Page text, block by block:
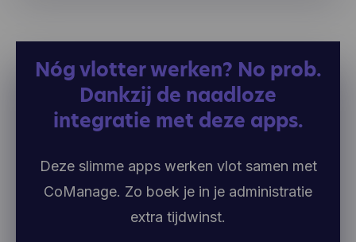
Nóg vlotter werken? No prob.
Dankzij de naadloze
integratie met deze apps.
Deze slimme apps werken vlot samen met
CoManage. Zo boek je in je administratie
extra tijdwinst.